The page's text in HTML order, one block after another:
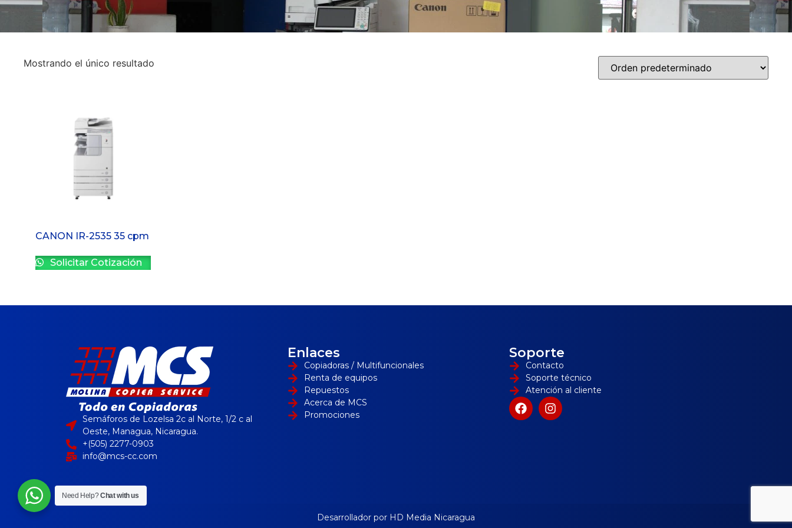
Mostrando el único resultado
CANON IR-2535 35 cpm
Solicitar Cotización
Semáforos de Lozelsa 2c al Norte, 1/2 c al
Oeste, Managua, Nicaragua.
+(505) 2277-0903
info@mcs-cc.com
Enlaces
Copiadoras / Multifuncionales
Renta de equipos
Repuestos
Acerca de MCS
Promociones
Soporte
Contacto
Soporte técnico
Atención al cliente
Desarrollador por HD Media Nicaragua
Need Help?Chat with us